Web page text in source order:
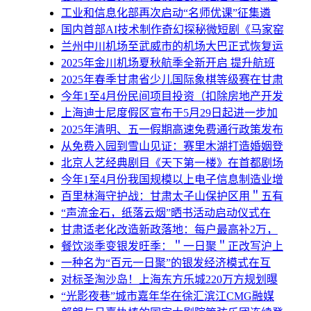
工业和信息化部再次启动“名师优课”征集遴
国内首部AI技术制作奇幻探秘微短剧《马家窑
兰州中川机场至武威市的机场大巴正式恢复运
2025年金川机场夏秋航季全新开启 提升航班
2025年春季甘肃省少儿国际象棋等级赛在甘肃
今年1至4月份民间项目投资（扣除房地产开发
上海迪士尼度假区宣布于5月29日起进一步加
2025年清明、五一假期高速免费通行政策发布
从免费入园到雪山见证：赛里木湖打造婚姻登
北京人艺经典剧目《天下第一楼》在首都剧场
今年1至4月份我国规模以上电子信息制造业增
百里林海守护战：甘肃太子山保护区用＂五有
“声流金石，纸落云烟”晒书活动启动仪式在
甘肃适老化改造新政落地：每户最高补2万，
餐饮淡季变银发旺季：＂一日聚＂正改写沪上
一种名为“百元一日聚”的银发经济模式在互
对标圣淘沙岛！上海东方乐城220万方规划曝
“光影夜巷”城市嘉年华在徐汇滨江CMG融媒